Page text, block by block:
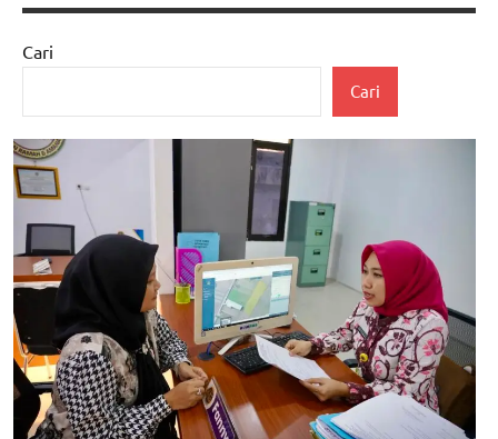
berita
kecamatan
Walantaka
berita
nasional
Cari
Cari